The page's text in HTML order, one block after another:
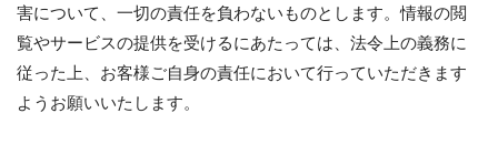
害について、一切の責任を負わないものとします。情報の閲
覧やサービスの提供を受けるにあたっては、法令上の義務に
従った上、お客様ご自身の責任において行っていただきます
ようお願いいたします。